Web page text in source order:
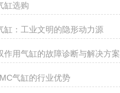
缸选购
缸：工业文明的隐形动力源
作用气缸的故障诊断与解决方案
气缸的行业优势